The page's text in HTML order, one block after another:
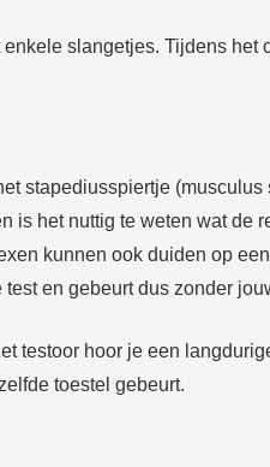
slangetjes. Tijdens
stapediusspiertje
het nuttig te weten wat de
kunnen ook duiden op
en gebeurt dus zonder
testoor hoor je een
toestel gebeurt.